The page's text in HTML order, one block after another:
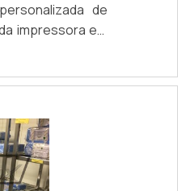
de
impressora em
esse motivo é
fabricante de
referência no
alta qualidade
SOBRE
tem a função